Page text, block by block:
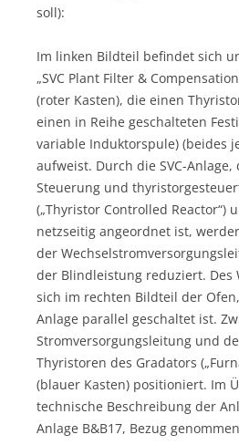
soll):
Im linken Bildteil befindet sich
„SVC Plant Filter &
(roter Kasten), die einen
einen in Reihe geschalteten
variable Induktorspule) (beides
aufweist. Durch die SVC-Anlage,
Steuerung und
(„Thyristor Controlled Reactor“)
netzseitig angeordnet ist,
der
der Blindleistung reduziert. Des
sich im rechten Bildteil der
Anlage parallel geschaltet ist.
Stromversorgungsleitung und
Thyristoren des Gradators
(blauer Kasten) positioniert. Im
technische Beschreibung der
Anlage B&B17, Bezug